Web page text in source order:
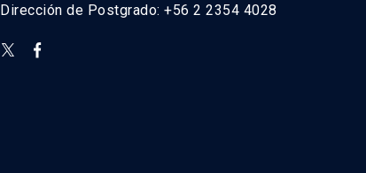
Dirección de Postgrado: +56 2 2354 4028